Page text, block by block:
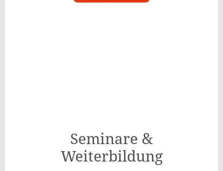
Seminare &
Weiterbildung